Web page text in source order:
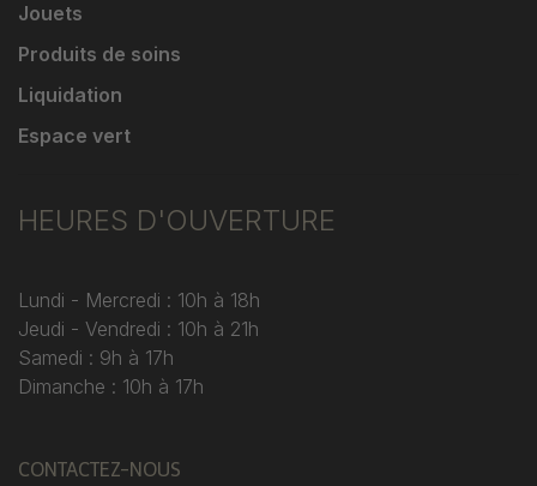
Jouets
Produits de soins
Liquidation
Espace vert
HEURES D'OUVERTURE
Lundi - Mercredi : 10h à 18h
Jeudi - Vendredi : 10h à 21h
Samedi : 9h à 17h
Dimanche : 10h à 17h
CONTACTEZ-NOUS